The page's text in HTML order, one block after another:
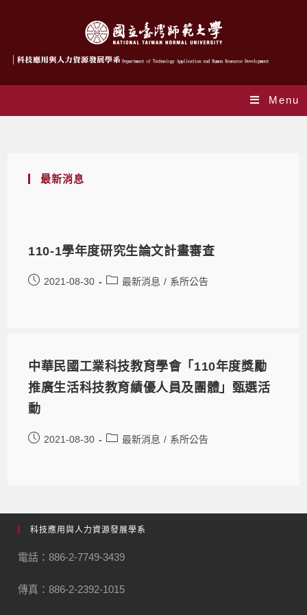
Menu
最新消息
110-1學年度研究生論文計畫審查
2021-08-30 最新消息 / 系所公告
中華民國工業科技教育學會「110年度獎勵
推廣生活科技教育績優人員及團體」甄選活
動
2021-08-30 最新消息 / 系所公告
科技應用與人力資源發展學系
電話：886-2-7749-3439
傳真：886-2-2392-1015